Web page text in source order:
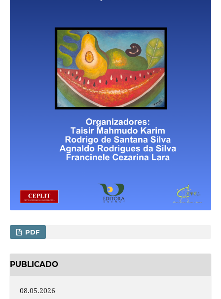
PDF
PUBLICADO
08.05.2026